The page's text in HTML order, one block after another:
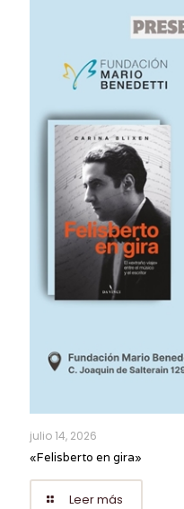
julio 14, 2026
«Felisberto en gira»
Leer más